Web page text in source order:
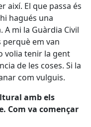
així. El que passa és
hagués una
mi la Guàrdia Civil
perquè em van
volia tenir la gent
de les coses. Si la
com vulguis.
amb els
Com va començar